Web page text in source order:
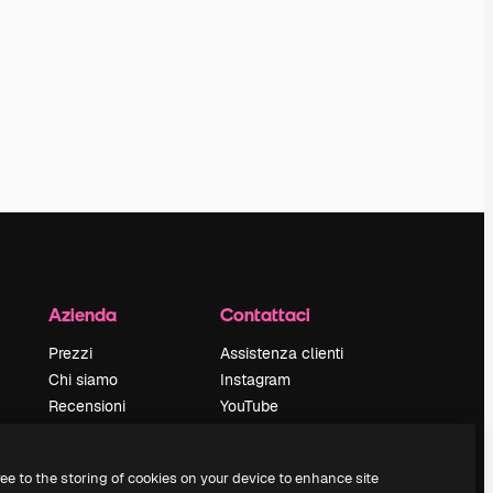
Azienda
Prezzi
Chi siamo
Recensioni
Blog
Contattaci
Assistenza clienti
Instagram
YouTube
Discord
to the storing of cookies on your device to enhance site